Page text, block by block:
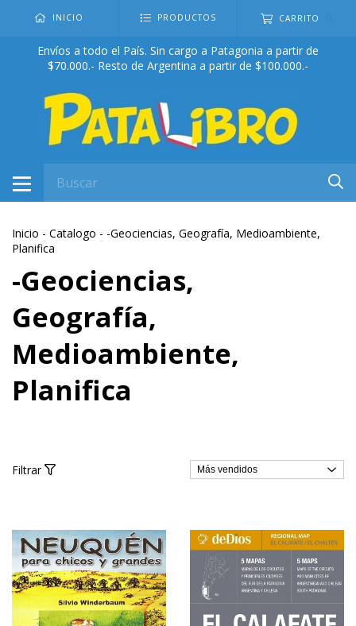
INICIO PRODUCTOS CARRITO
Envíos a todo el País. Sin cargo a Patagonia a partir de
$70.000.- Resto de Argentina a partir de $100.000.-
Inicio - Catalogo - -Geociencias, Geografía, Medioambiente,
Planifica
-Geociencias,
Geografía,
Medioambiente,
Planifica
Filtrar